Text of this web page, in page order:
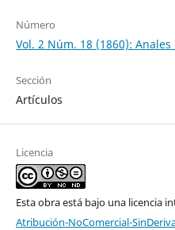
Número
Vol. 2 Núm. 18 (1860):
Sección
Artículos
Licencia
Esta obra está bajo una licencia
Atribución-NoComercial-